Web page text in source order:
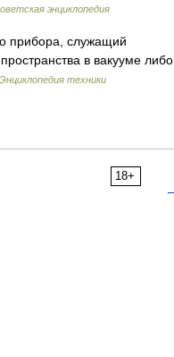
энциклопедия
прибора, служащий
в вакууме либо
Энциклопедия техники
18+